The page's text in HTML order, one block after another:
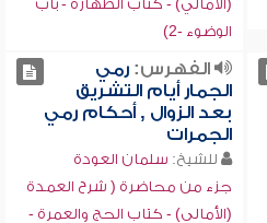
(الأمالي) - كتاب الطهارة - باب
الوضوء -2)
الفهرس:رمي
الجمار أيام التشريق
بعد الزوال , أحكام رمي
الجمرات
للشيخ: سلمان العودة
جزء من محاضرة ( شرح العمدة
(الأمالي) - كتاب الحج والعمرة -